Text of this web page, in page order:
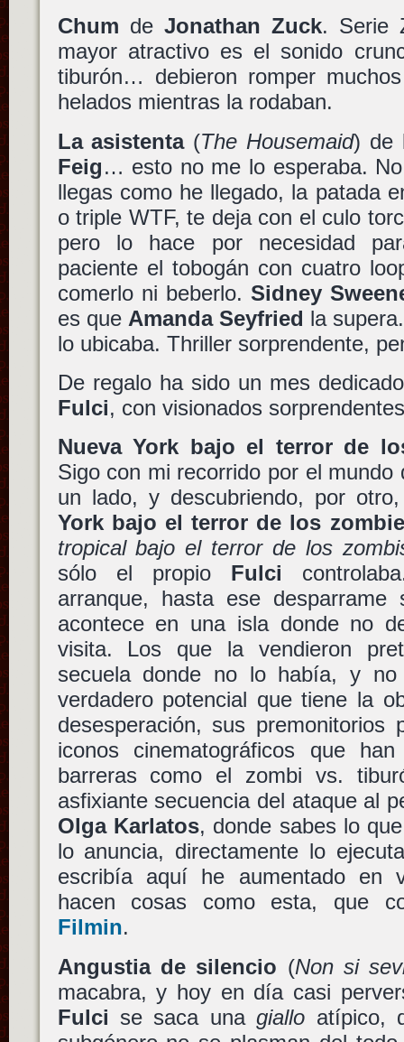
Chum de Jonathan Zuck. Serie
mayor atractivo es el sonido
tiburón… debieron romper
helados mientras la rodaban.
La asistenta(The Housemaid) de
Feig… esto no me lo esperaba.
llegas como he llegado, la patada
o triple WTF, te deja con el culo
pero lo hace por necesidad
paciente el tobogán con cuatro
comerlo ni beberlo. Sidney
es que Amanda Seyfried la
lo ubicaba. Thriller sorprendente,
De regalo ha sido un mes
Fulci, con visionados
Nueva York bajo el terror de
Sigo con mi recorrido por el
un lado, y descubriendo, por
York bajo el terror de los
tropical bajo el terror de los
sólo el propio Fulci
arranque, hasta ese
acontece en una isla donde no
visita. Los que la vendieron
secuela donde no lo había, y no
verdadero potencial que tiene la
desesperación, sus premonitorios
iconos cinematográficos que
barreras como el zombi vs.
asfixiante secuencia del ataque al
Olga Karlatos, donde sabes lo
lo anuncia, directamente lo
escribía aquí he aumentado en
hacen cosas como esta, que
Filmin.
Angustia de silencio (Non si
macabra, y hoy en día casi
Fulci se saca unagiallo atípico,